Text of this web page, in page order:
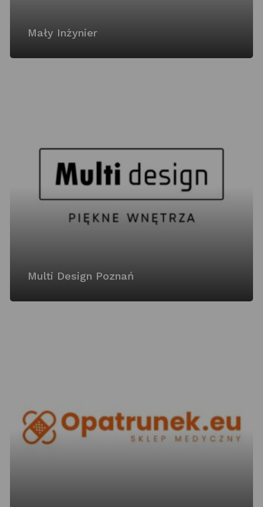
Mały Inżynier
Multi Design Poznań